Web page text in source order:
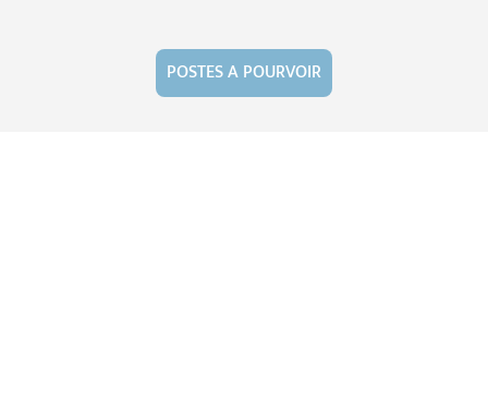
POSTES A POURVOIR